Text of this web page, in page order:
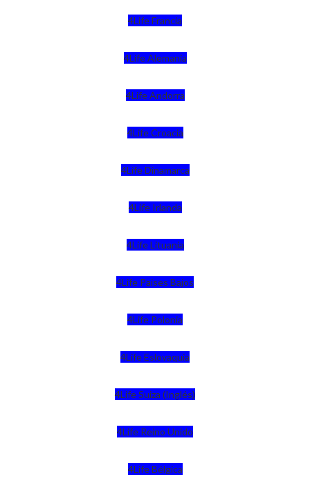
4Life Francia
4Life Alemania
4Life Andorra
4Life Croacia
4Life Dinamarca
4Life Irlanda
4Life Lituania
4Life Paises Bajos
4Life Polonia
4Life Eslovaquia
4Life Suiza (Inglés)
4Life Reino Unido
4Life Bélgica